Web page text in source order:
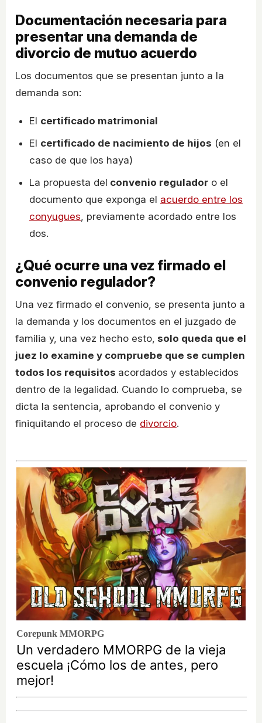
Documentación necesaria para
presentar una demanda de
divorcio de mutuo acuerdo
Los documentos que se presentan junto a la
demanda son:
El certificado matrimonial
El certificado de nacimiento de hijos (en el
caso de que los haya)
La propuesta del convenio regulador o el
documento que exponga el acuerdo entre los
conyugues , previamente acordado entre los
dos.
¿Qué ocurre una vez firmado el
convenio regulador?
Una vez firmado el convenio, se presenta junto a
la demanda y los documentos en el juzgado de
familia y, una vez hecho esto, solo queda que el
juez lo examine y compruebe que se cumplen
todos los requisitos acordados y establecidos
dentro de la legalidad. Cuando lo comprueba, se
dicta la sentencia, aprobando el convenio y
finiquitando el proceso de divorcio.
Corepunk MMORPG
Un verdadero MMORPG de la vieja
escuela ¡Cómo los de antes, pero
mejor!